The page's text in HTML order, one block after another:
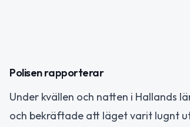
Polisen rapporterar
Under kvällen och natten i Hallands
och bekräftade att läget varit lugnt